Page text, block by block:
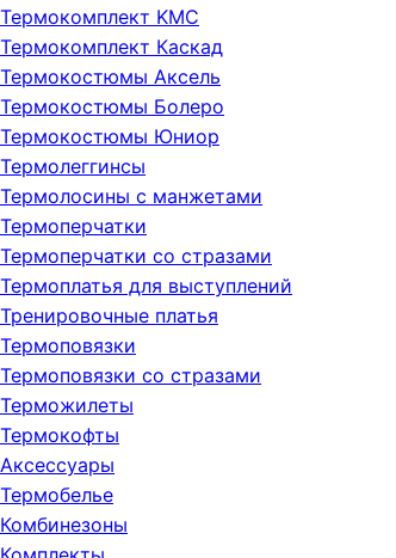
Термокомплект KMC
Термокомплект Каскад
Термокостюмы Аксель
Термокостюмы Болеро
Термокостюмы Юниор
Термолеггинсы
Термолосины с манжетами
Термоперчатки
Термоперчатки со стразами
Термоплатья для выступлений
Тренировочные платья
Термоповязки
Термоповязки со стразами
Терможилеты
Термокофты
Аксессуары
Термобелье
Комбинезоны